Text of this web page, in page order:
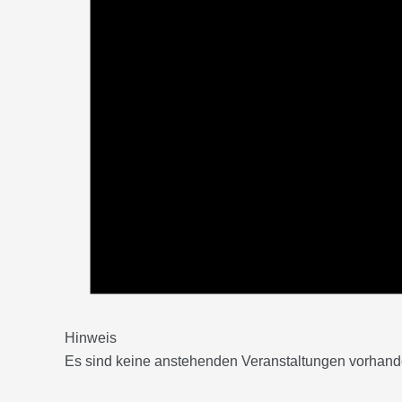
Hinweis
Es sind keine anstehenden Veranstaltungen